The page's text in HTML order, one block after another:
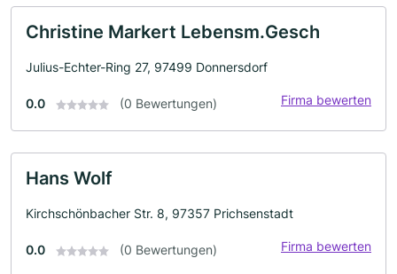
Christine Markert Lebensm.Gesch
Julius-Echter-Ring 27, 97499 Donnersdorf
0.0 (0 Bewertungen) Firma bewerten
Hans Wolf
Kirchschönbacher Str. 8, 97357 Prichsenstadt
0.0 (0 Bewertungen) Firma bewerten